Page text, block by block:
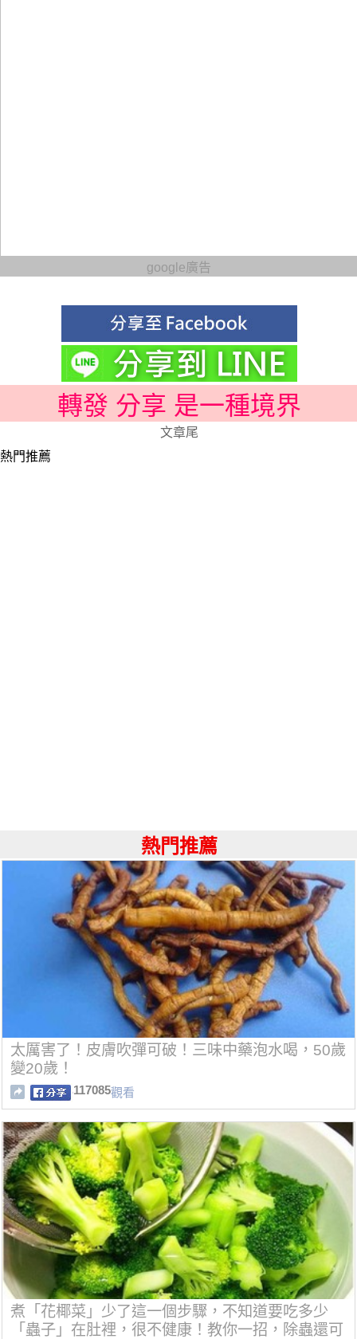
google廣告
轉發 分享 是一種境界
文章尾
熱門推薦
熱門推薦
太厲害了！皮膚吹彈可破！三味中藥泡水喝，50歲
變20歲！
117085觀看
煮「花椰菜」少了這一個步驟，不知道要吃多少
「蟲子」在肚裡，很不健康！教你一招，除蟲還可